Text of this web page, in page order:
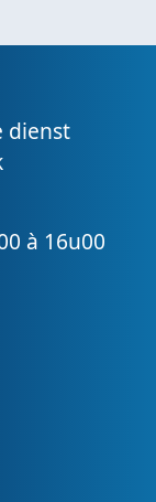
dienst
à 16u00